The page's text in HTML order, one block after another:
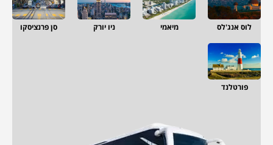
לוס אנג'לס מיאמי ניו יורק סן פרנציסקו
פורטלנד